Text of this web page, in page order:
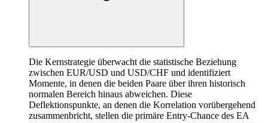
Die Kernstrategie überwacht die statistische Beziehung
zwischen EUR/USD und USD/CHF und identifiziert
Momente, in denen die beiden Paare über ihren historisch
normalen Bereich hinaus abweichen. Diese
Deflektionspunkte, an denen die Korrelation vorübergehend
zusammenbricht, stellen die primäre Entry-Chance des EA